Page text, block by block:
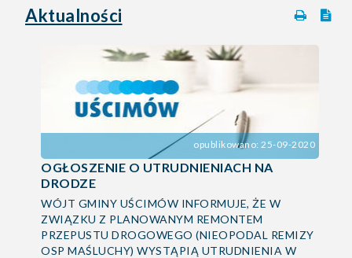
Aktualności
opublikowano: 25-09-2020
OGŁOSZENIE O UTRUDNIENIACH NA
DRODZE
WÓJT GMINY UŚCIMÓW INFORMUJE, ŻE W
ZWIĄZKU Z PLANOWANYM REMONTEM
PRZEPUSTU DROGOWEGO (NIEOPODAL REMIZY
OSP MAŚLUCHY) WYSTĄPIĄ UTRUDNIENIA W